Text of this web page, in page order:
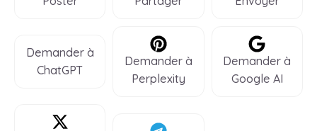
Demander à
ChatGPT
Demander à
Perplexity
Demander à
Google AI